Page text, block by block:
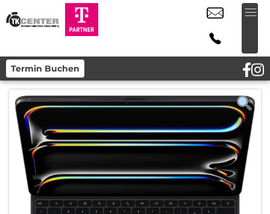
Termin Buchen